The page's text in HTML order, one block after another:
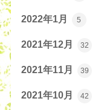
2022年1月 5
2021年12月 32
2021年11月 39
2021年10月 42